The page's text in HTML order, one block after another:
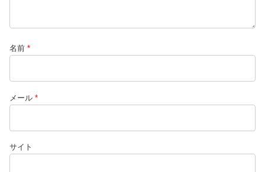
名前 *
メール *
サイト